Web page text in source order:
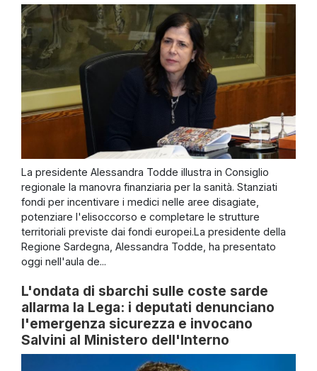
La presidente Alessandra Todde illustra in Consiglio
regionale la manovra finanziaria per la sanità. Stanziati
fondi per incentivare i medici nelle aree disagiate,
potenziare l'elisoccorso e completare le strutture
territoriali previste dai fondi europei.La presidente della
Regione Sardegna, Alessandra Todde, ha presentato
oggi nell'aula de...
L'ondata di sbarchi sulle coste sarde
allarma la Lega: i deputati denunciano
l'emergenza sicurezza e invocano
Salvini al Ministero dell'Interno